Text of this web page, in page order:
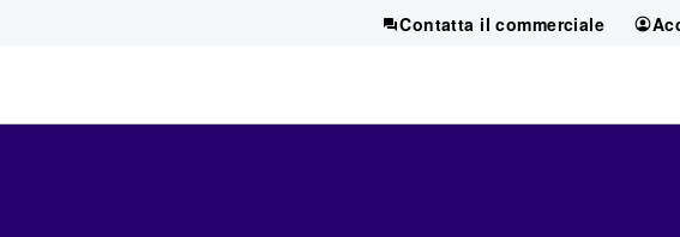
Contatta il commerciale